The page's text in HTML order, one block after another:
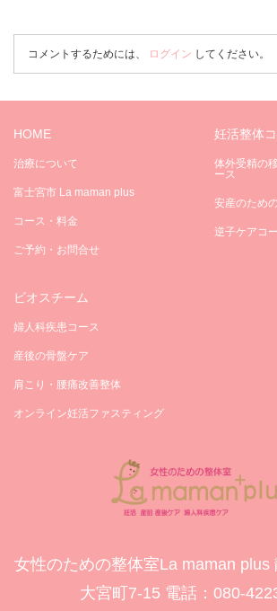
コメントするためには、 ログイン してください。
HOME
治療について
富士宮市 La maman plus
コース・料金
ご予約・お問合せ
妊活整体
体外受精の
ース
安産のため
逆子ケアコ
ビオスチーム
婦人科疾患コース
産後の骨盤ケア
肩こり・腰痛改善整体
オンライン妊活ファスティング
女性のための整体室La maman plus
大宮町7-15 電話：‪080-